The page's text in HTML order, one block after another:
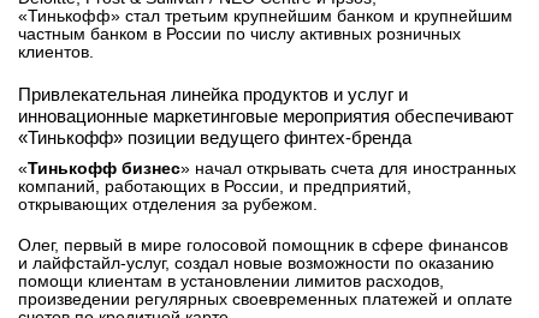
«Тинькофф» стал третьим крупнейшим банком и крупнейшим
частным банком в России по числу активных розничных
клиентов.
Привлекательная линейка продуктов и услуг и
инновационные маркетинговые мероприятия обеспечивают
«Тинькофф» позиции ведущего финтех-бренда
«Тинькофф бизнес» начал открывать счета для иностранных
компаний, работающих в России, и предприятий,
открывающих отделения за рубежом.
Олег, первый в мире голосовой помощник в сфере финансов
и лайфстайл-услуг, создал новые возможности по оказанию
помощи клиентам в установлении лимитов расходов,
произведении регулярных своевременных платежей и оплате